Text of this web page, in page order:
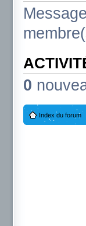
0
Index du forum